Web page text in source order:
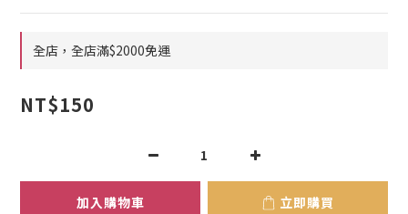
全店，全店滿$2000免運
NT$150
加入購物車 立即購買